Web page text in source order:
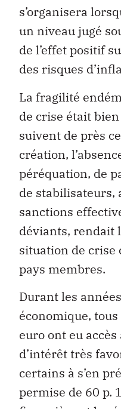
s’organisera
un niveau jugé
de l’effet positif
des risques
La fragilité
de crise était
suivent de près
création,
péréquation, de
de stabilisateurs,
sanctions
déviants, rendait
situation de crise
pays membres.
Durant les
économique,
euro ont eu
d’intérêt très
certains à s’en
permise de 60 p.